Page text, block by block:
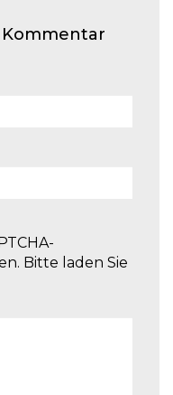
Bitte laden Sie